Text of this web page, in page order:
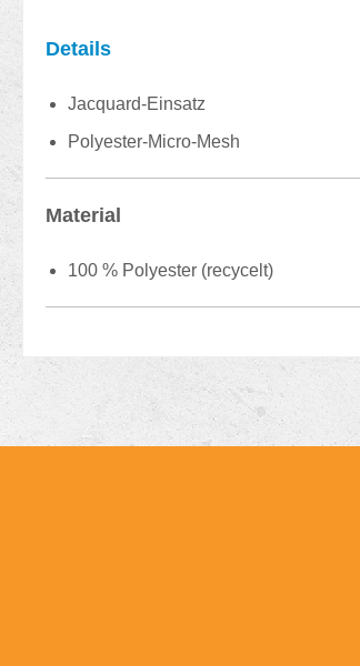
Details
Jacquard-Einsatz
Polyester-Micro-Mesh
Material
100 % Polyester (recycelt)